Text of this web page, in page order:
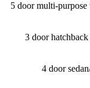
5 door multi-
3 door
4 door